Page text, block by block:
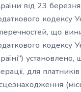
від 23
кодексу
що
кодексу
для